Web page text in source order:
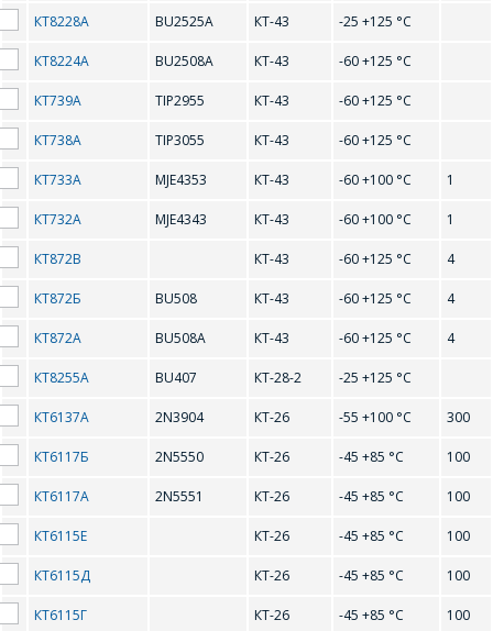
BC547B BC548B
BC548C BC549B
BC549C BC847A
BC847B BC847C
BD137 BD138
BD139 BD140
BD233 BD234
BD235 BD236
BD237
КТ8228А BU2525A КТ-43 -25 +125 °С
КТ8224А BU2508A КТ-43 -60 +125 °С
КТ739А TIP2955 КТ-43 -60 +125 °С
КТ738А TIP3055 КТ-43 -60 +125 °С
КТ733А MJE4353 КТ-43 -60 +100 °С 1
КТ732А MJE4343 КТ-43 -60 +100 °С 1
КТ872В КТ-43 -60 +125 °С 4
КТ872Б BU508 КТ-43 -60 +125 °С 4
КТ872А BU508А КТ-43 -60 +125 °С 4
КТ8255А BU407 КТ-28-2 -25 +125 °С
КТ6137А 2N3904 КТ-26 -55 +100 °С 300
КТ6117Б 2N5550 КТ-26 -45 +85 °С 100
КТ6117А 2N5551 КТ-26 -45 +85 °С 100
КТ6115Е КТ-26 -45 +85 °С 100
КТ6115Д КТ-26 -45 +85 °С 100
КТ6115Г КТ-26 -45 +85 °С 100
ОФОРМИТЬ ЗАКАЗ
Форма предназначена
лицам
"ИНТЕГРАЛ", тел.+375
интересующее Вас
изделие, и
сотрудники компании
свяжутся с Вами по
и сроков поставки.
Фамилия Имя*
ЗАДАТЬ ВОПРОС
СОТРУДНИКИ
КОМПАНИИ С
ВАШИ
ВОПРОСЫ